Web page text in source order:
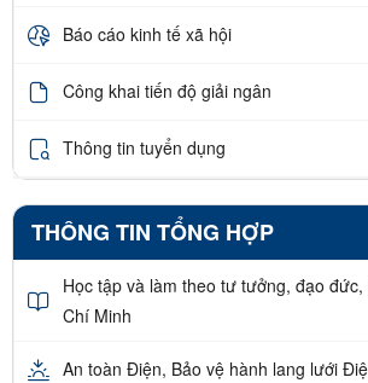
Báo cáo kinh tế xã hội
Công khai tiến độ giải ngân
Thông tin tuyển dụng
THÔNG TIN TỔNG HỢP
Học tập và làm theo tư tưởng, đạo
Chí Minh
An toàn Điện, Bảo vệ hành lang lưới